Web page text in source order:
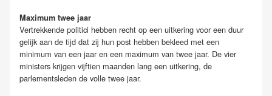
Maximum twee jaar
Vertrekkende politici hebben recht op een uitkering voor een duur
gelijk aan de tijd dat zij hun post hebben bekleed met een
minimum van een jaar en een maximum van twee jaar. De vier
ministers krijgen vijftien maanden lang een uitkering, de
parlementsleden de volle twee jaar.